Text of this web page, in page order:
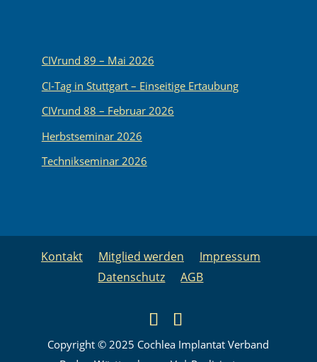
CIVrund 89 – Mai 2026
CI-Tag in Stuttgart – Einseitige Ertaubung
CIVrund 88 – Februar 2026
Herbstseminar 2026
Technikseminar 2026
Kontakt Mitglied werden
Impressum
Datenschutz
AGB
Copyright © 2025 Cochlea Implantat Verband